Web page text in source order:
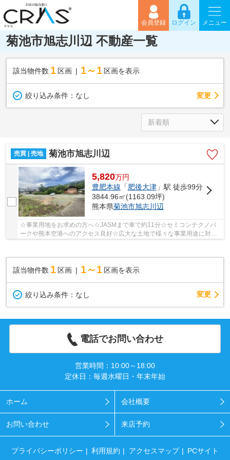
会員登録 ログイン メニュー
菊池市旭志川辺 不動産一覧
該当物件数 1 区画 1～1 区画を表示
絞り込み条件： なし 変更
売買 | 売地 菊池市旭志川辺
5,820万円
豊肥本線 「肥後大津」駅 徒歩99分
3844.96㎡(1163.09坪)
熊本県菊池市旭志川辺
☆事業用地をお求めの方へ☆JASMまで車で約11分☆セミコンテクノパ
ークや熊本空港へのアクセス良好☆広大な土地で様々な事業用途に対応
該当物件数 1 区画 1～1 区画を表示
絞り込み条件： なし 変更
電話でお問い合わせ
営業時間：10:00～18:00
定休日：毎週水曜日・年末年始
ホーム 会社概要
お問い合わせ 来店予約
プライバシーポリシー 利用規約 アクセスマップ
PCサイト